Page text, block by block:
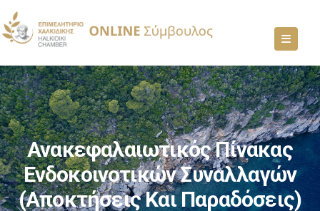
Ανακεφαλαιωτικός Πίνακας
Ενδοκοινοτικών Συναλλαγών
(Αποκτήσεις Και Παραδόσεις)